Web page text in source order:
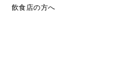
飲食店の方へ